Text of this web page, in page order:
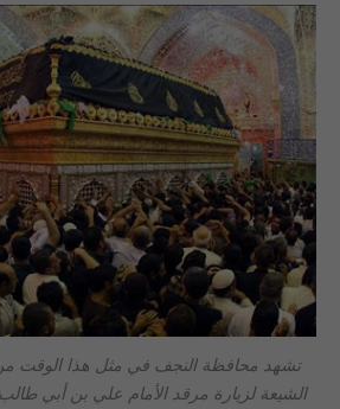
تشهد محافظة النجف في مثل هذا الوقت
الشيعة لزيارة مرقد الأمام علي بن أبي